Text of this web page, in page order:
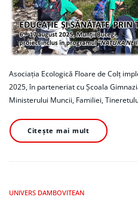
Asociaţia Ecologică Floare de Colț
2025, în parteneriat cu Școala
Ministerului Muncii, Familiei,
Citește mai mult
UNIVERS DAMBOVITEAN